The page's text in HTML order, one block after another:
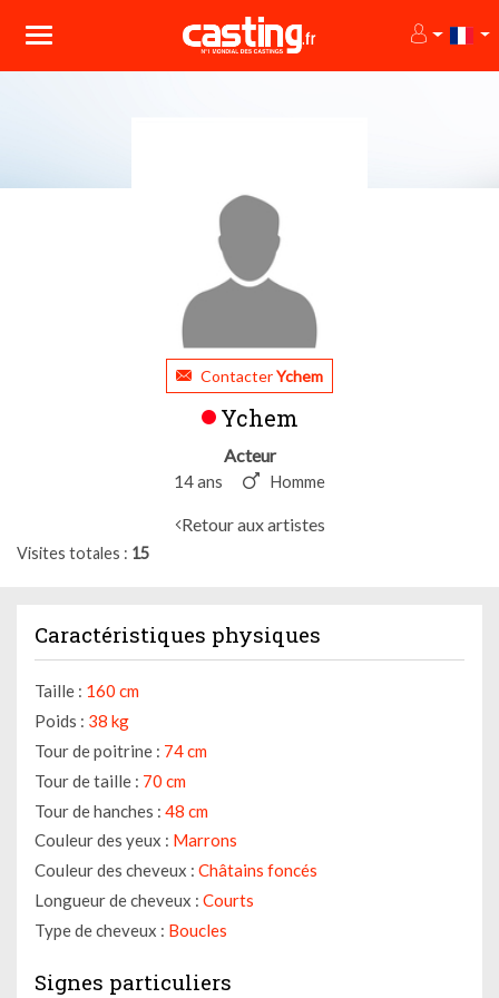
ContacterYchem
Ychem
Acteur
14 ans Homme
Retour aux artistes
Visites totales 15
Caractéristiques physiques
Taille : 160 cm
Poids : 38 kg
Tour de poitrine : 74 cm
Tour de taille : 70 cm
Tour de hanches : 48 cm
Couleur des yeux : Marrons
Couleur des cheveux : Châtains foncés
Longueur de cheveux : Courts
Type de cheveux : Boucles
Signes particuliers